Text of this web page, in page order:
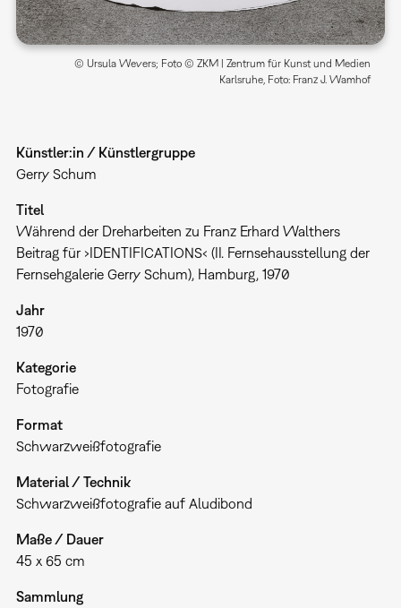
© Ursula Wevers; Foto © ZKM | Zentrum für Kunst und Medien
Karlsruhe, Foto: Franz J. Wamhof
Künstler:in / Künstlergruppe
Gerry Schum
Titel
Während der Dreharbeiten zu Franz Erhard Walthers
Beitrag für ›IDENTIFICATIONS‹ (II. Fernsehausstellung der
Fernsehgalerie Gerry Schum), Hamburg, 1970
Jahr
1970
Kategorie
Fotografie
Format
Schwarzweißfotografie
Material / Technik
Schwarzweißfotografie auf Aludibond
Maße / Dauer
45 x 65 cm
Sammlung